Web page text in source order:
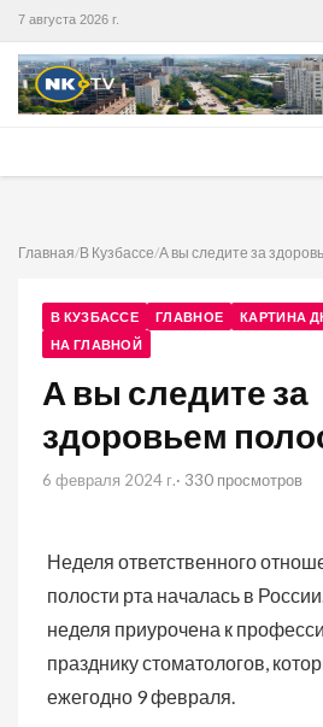
7 августа 2026 г.
Главная/В Кузбассе/А вы следите за
В КУЗБАССЕ ГЛАВНОЕ КАРТИНА
НА ГЛАВНОЙ
А вы следите за
здоровьем
6 февраля 2024 г.· 330 просмотров
Неделя ответственного
полости рта началась в
неделя приурочена к
празднику стоматологов,
ежегодно 9 февраля.